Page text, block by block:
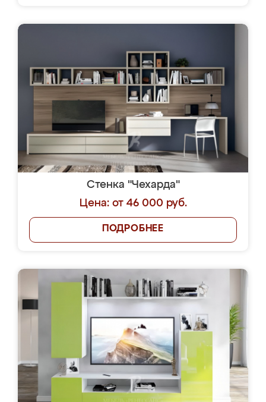
Стенка "Чехарда"
Цена: от 46 000 руб.
ПОДРОБНЕЕ